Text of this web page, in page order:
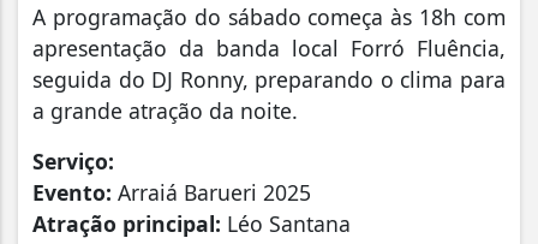
A programação do sábado começa às 18h com
apresentação da banda local Forró Fluência,
seguida do DJ Ronny, preparando o clima para
a grande atração da noite.
Serviço:
Evento: Arraiá Barueri 2025
Atração principal: Léo Santana